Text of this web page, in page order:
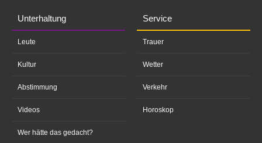
Unterhaltung
Leute
Kultur
Abstimmung
Videos
Wer hätte das gedacht?
Service
Trauer
Wetter
Verkehr
Horoskop